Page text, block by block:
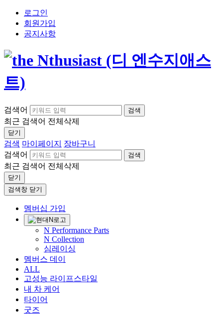
로그인
회원가입
공지사항
검색어 검색
최근 검색어 전체삭제
닫기
검색 마이페이지
장바구니
검색어
검색
최근 검색어 전체삭제
닫기
검색창 닫기
멤버십 가입
N Performance Parts
N Collection
심레이싱
멤버스 데이
ALL
고성능 라이프스타일
내 차 케어
타이어
굿즈